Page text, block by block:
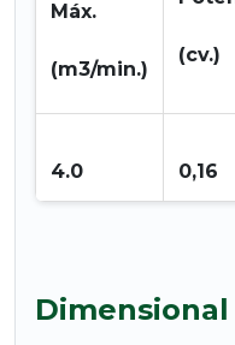
Máx.
(m3/min.)
(cv.)
4.0 0,16
Dimensional